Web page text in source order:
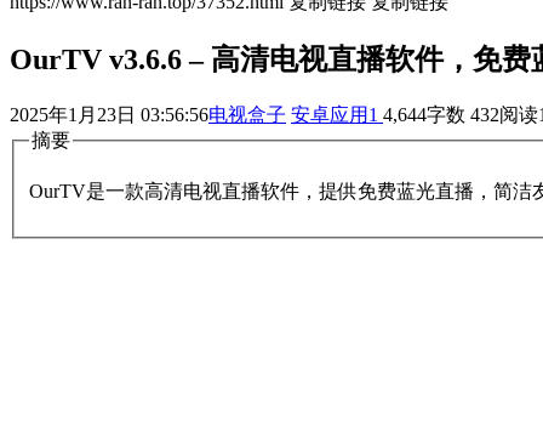
OurTV v3.6.6 – 高清电视直播软件，免
2025年1月23日 03:56:56电视盒子 安卓应用 1 4,644字数 432阅读
摘要
OurTV是一款高清电视直播软件，提供免费蓝光直播，简